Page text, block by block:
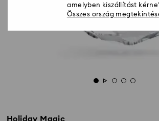
Holiday Magic
amelyben kiszállítást
Összes ország